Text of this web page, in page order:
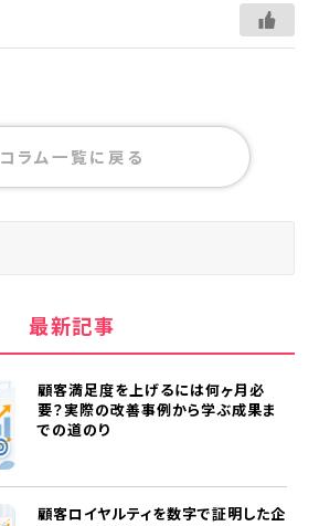
コラム一覧に戻る
最新記事
顧客満足度を上げるには何ヶ月必
要？実際の改善事例から学ぶ成果ま
での道のり
顧客ロイヤルティを数字で証明した企